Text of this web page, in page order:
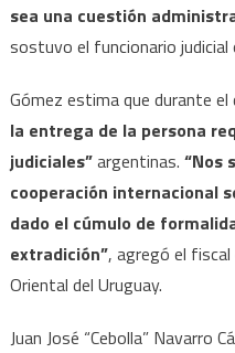
sea una cuestión
sostuvo el funcionario
Gómez estima que durante el
la entrega de la persona
judiciales”argentinas. “Nos
cooperación internacional
dado el cúmulo de
extradición”, agregó el fiscal
Oriental del Uruguay.
Juan José “Cebolla” Navarro